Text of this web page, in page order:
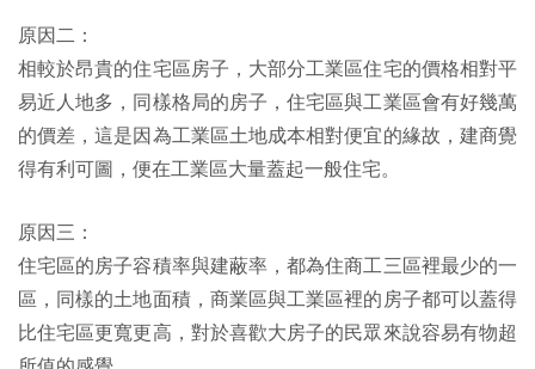
原因二：
相較於昂貴的住宅區房子，大部分工業區住宅的價格相對平
易近人地多，同樣格局的房子，住宅區與工業區會有好幾萬
的價差，這是因為工業區土地成本相對便宜的緣故，建商覺
得有利可圖，便在工業區大量蓋起一般住宅。
原因三：
住宅區的房子容積率與建蔽率，都為住商工三區裡最少的一
區，同樣的土地面積，商業區與工業區裡的房子都可以蓋得
比住宅區更寬更高，對於喜歡大房子的民眾來說容易有物超